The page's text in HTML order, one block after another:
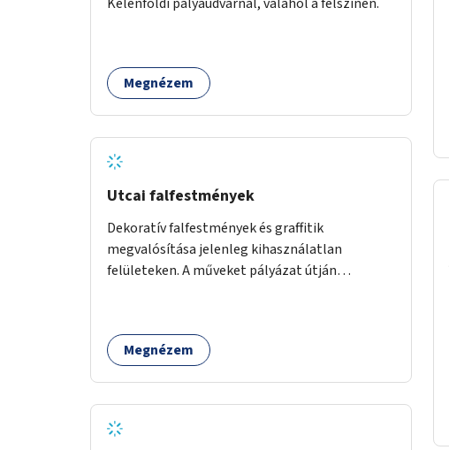
Megnézem
Utcai falfestmények
Dekoratív falfestmények és graffitik
megvalósítása jelenleg kihasználatlan
felületeken. A műveket pályázat útján
Megnézem